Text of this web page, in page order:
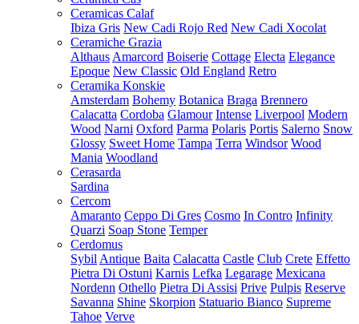
Ceramicas Calaf
Ibiza Gris New Cadi Rojo Red New Cadi Xocolat
Ceramiche Grazia
Althaus Amarcord Boiserie Cottage Electa Elegance
Epoque New Classic Old England Retro
Ceramika Konskie
Amsterdam Bohemy Botanica Braga Brennero
Calacatta Cordoba Glamour Intense Liverpool Modern
Wood Narni Oxford Parma Polaris Portis Salerno Snow
Glossy Sweet Home Tampa Terra Windsor Wood
Mania Woodland
Cerasarda
Sardina
Cercom
Amaranto Ceppo Di Gres Cosmo In Contro Infinity
Quarzi Soap Stone Temper
Cerdomus
Sybil Antique Baita Calacatta Castle Club Crete Effetto
Pietra Di Ostuni Karnis Lefka Legarage Mexicana
Nordenn Othello Pietra Di Assisi Prive Pulpis Reserve
Savanna Shine Skorpion Statuario Bianco Supreme
Tahoe Verve